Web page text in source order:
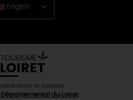
English
Chinese
avec le soutien
Départemental du Loiret